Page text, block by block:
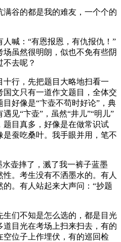
谷的都是我的难友，一个个的
喊：“有恩报恩，有仇报仇！”
虽然很明朗，似也不免有些阴
去呢？
行，先把题目大略地扫看一
文只有一道作文题目，全体交
好像是“卞壶不苟时好论”，典
见“卞壶”，虽然“井儿”“明儿”
目真多，好像是在做常识试
蚕吃桑叶。我手眼并用，笔不
壶摔了，溅了我一裤子蓝墨
。考生没有不洒墨水的。有人
。有人站起来大声问：“抄题
们不知是怎么选的，都是目光
目光在考场上扫来扫去，有的
位子上作埋伏，有的巡回检